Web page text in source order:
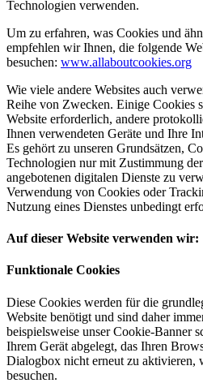
Technologien verwenden.
Um zu erfahren, was Cookies und
empfehlen wir Ihnen, die folgende
besuchen: www.allaboutcookies.org
Wie viele andere Websites auch
Reihe von Zwecken. Einige Cookies
Website erforderlich, andere
Ihnen verwendeten Geräte und Ihre
Es gehört zu unseren Grundsätzen,
Technologien nur mit Zustimmung
angebotenen digitalen Dienste zu
Verwendung von Cookies oder
Nutzung eines Dienstes unbedingt
Auf dieser Website verwenden wir:
Funktionale Cookies
Diese Cookies werden für die
Website benötigt und sind daher
beispielsweise unser Cookie-Banner
Ihrem Gerät abgelegt, das Ihren
Dialogbox nicht erneut zu aktivieren,
besuchen.